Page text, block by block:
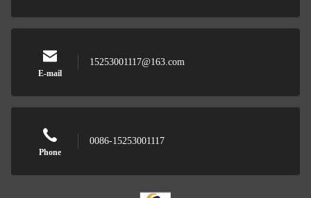
E-mail
15253001117@163.com
Phone
0086-15253001117